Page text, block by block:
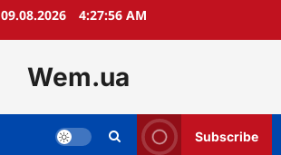
09.08.2026 4:27:57 AM
Wem.ua
Subscribe